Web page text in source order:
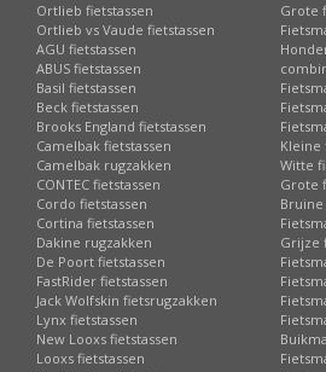
Ortlieb fietstassen
Ortlieb vs Vaude fietstassen
AGU fietstassen
ABUS fietstassen
Basil fietstassen
Beck fietstassen
Brooks England fietstassen
Camelbak fietstassen
Camelbak rugzakken
CONTEC fietstassen
Cordo fietstassen
Cortina fietstassen
Dakine rugzakken
De Poort fietstassen
FastRider fietstassen
Jack Wolfskin fietsrugzakken
Lynx fietstassen
New Looxs fietstassen
Looxs fietstassen
Grote
Kleine
Witte
Grote
Grijze